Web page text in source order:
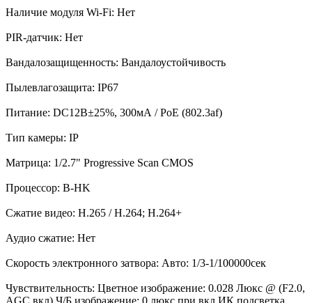
Наличие модуля Wi-Fi: Нет
PIR-датчик: Нет
Вандалозащищенность: Вандалоустойчивость
Пылевлагозащита: IP67
Питание: DC12В±25%, 300мА / PoE (802.3af)
Тип камеры: IP
Матрица: 1/2.7" Progressive Scan CMOS
Процессор: B-HK
Сжатие видео: H.265 / H.264; H.264+
Аудио сжатие: Нет
Скорость электронного затвора: Авто: 1/3-1/100000сек
Чувствительность: Цветное изображение: 0.028 Люкс @ (F2.0,
AGC вкл),Ч/Б изображение: 0 люкс при вкл ИК подсветка